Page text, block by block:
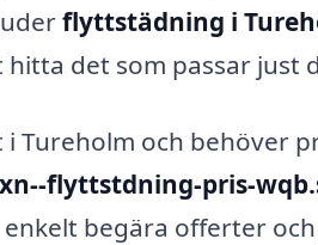
flyttstädning i
det som passar just
Tureholm och behöver
xn--flyttstdning-pris-
begära offerter